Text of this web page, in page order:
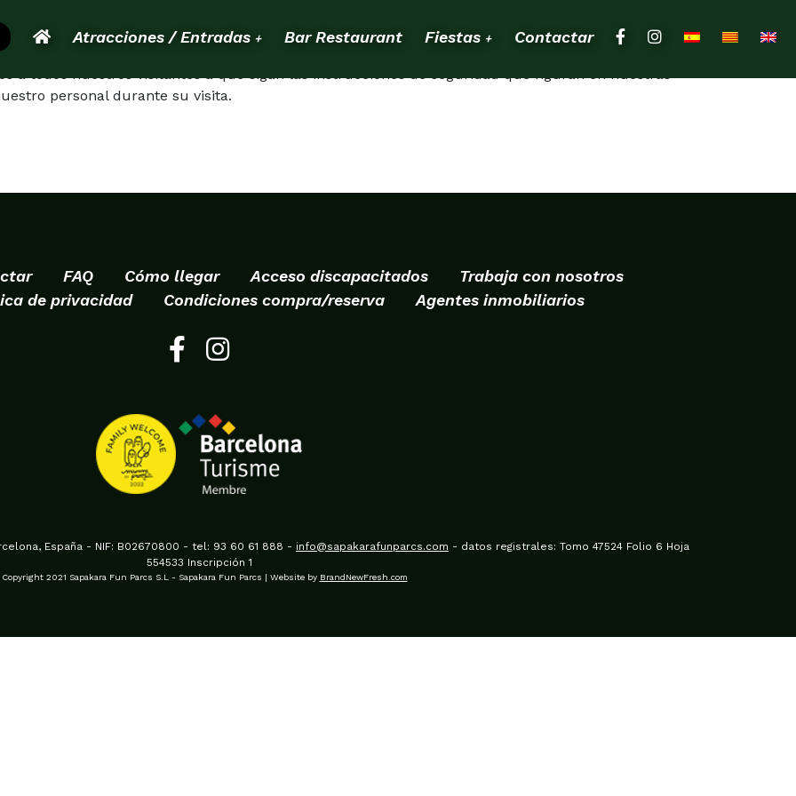
Atracciones / Entradas + Bar Restaurant Fiestas + Contactar
a todos nuestros visitantes a que sigan las instrucciones de seguridad que figuran en nuestras
personal durante su visita.
FAQ Cómo llegar Acceso discapacitados
Trabaja con nosotros
de privacidad Condiciones compra/reserva Agentes inmobiliarios
España - NIF: B02670800 - tel: 93 60 61 888 - info@sapakarafunparcs.com - datos registrales: Tomo 47524 Folio 6 Hoja
554533 Inscripción 1
2021 Sapakara Fun Parcs S.L - Sapakara Fun Parcs | Website by BrandNewFresh.com